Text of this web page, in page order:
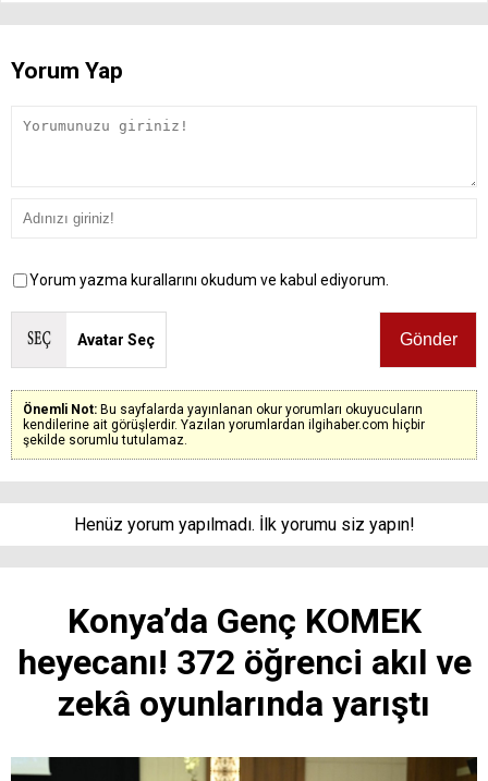
Yorum Yap
Yorum yazma kurallarını okudum ve kabul ediyorum.
Avatar Seç
Önemli Not: Bu sayfalarda yayınlanan okur yorumları okuyucuların
kendilerine ait görüşlerdir. Yazılan yorumlardan ilgihaber.com hiçbir
şekilde sorumlu tutulamaz.
Henüz yorum yapılmadı. İlk yorumu siz yapın!
Konya’da Genç KOMEK
heyecanı! 372 öğrenci akıl ve
zekâ oyunlarında yarıştı